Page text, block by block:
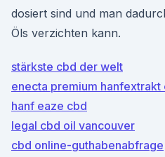
dosiert sind und man
Öls verzichten kann.
stärkste cbd der welt
enecta premium hanfextrakt
hanf eaze cbd
legal cbd oil vancouver
cbd online-guthabenabfrage